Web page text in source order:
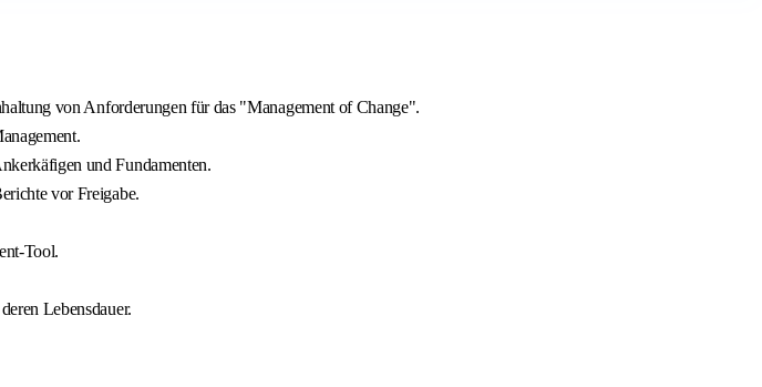
von Anforderungen für das "Management of Change".
und Fundamenten.
vor Freigabe.
Tool.
Lebensdauer.